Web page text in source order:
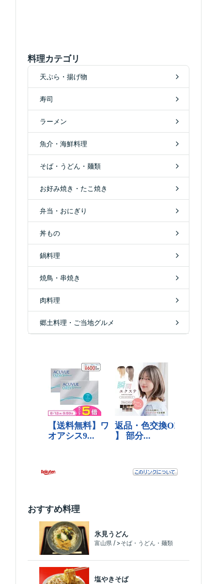
料理カテゴリ
天ぷら・揚げ物
寿司
ラーメン
魚介・海鮮料理
そば・うどん・麺類
お好み焼き・たこ焼き
弁当・おにぎり
丼もの
鍋料理
焼鳥・串焼き
肉料理
郷土料理・ご当地グルメ
おすすめ料理
氷見うどん
富山県 / >そば・うどん・麺類
塩やきそば